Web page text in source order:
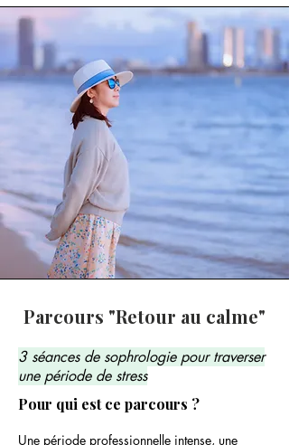
Parcours "Retour au calme"
3 séances de sophrologie pour traverser
une période de stress
Pour qui est ce parcours ?
Une période professionnelle intense, une